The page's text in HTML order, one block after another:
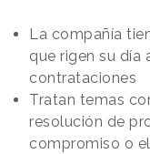
La compañía
que rigen su día
contrataciones
Tratan temas
resolución de
compromiso o